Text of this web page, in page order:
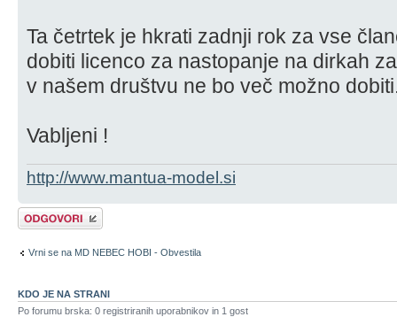
Ta četrtek je hkrati zadnji rok za vse
dobiti licenco za nastopanje na dirkah
v našem društvu ne bo več možno
Vabljeni !
http://www.mantua-model.si
Napiši odgovor
Vrni se na MD NEBEC HOBI - Obvestila
KDO JE NA STRANI
Po forumu brska: 0 registriranih uporabnikov in 1 gost